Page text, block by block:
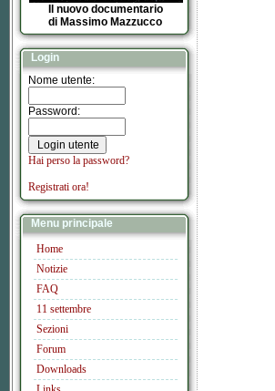
Il nuovo documentario
di Massimo Mazzucco
Login
Nome utente:
Password:
Hai perso la password?
Registrati ora!
Menu principale
Home
Notizie
FAQ
11 settembre
Sezioni
Forum
Downloads